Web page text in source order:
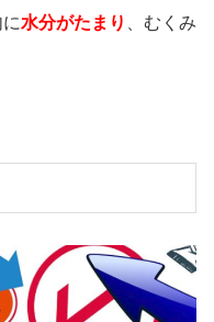
水分がたまり
、むくみ